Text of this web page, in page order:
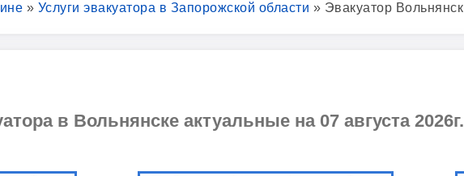
» Услуги эвакуатора в Запорожской области » Эвакуатор Вольнянск
в Вольнянске актуальные на 07 августа 2026г.